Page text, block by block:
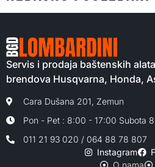
Servis i prodaja baštenskih
brendova Husqvarna, Honda,
Cara Dušana 201, Zemun
Pon - Pet : 8:00 - 17:00 Subota
011 21 93 020 / 064 88 78 807
Instagram